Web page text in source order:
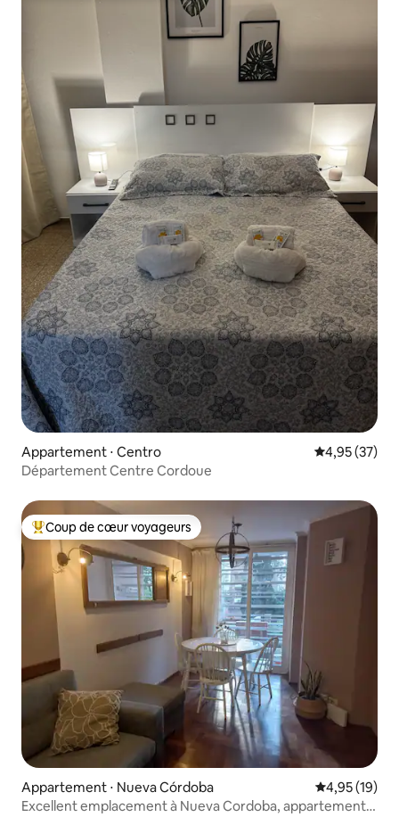
Appartement ⋅ Centro Évaluation
4,95 (37)
Département Centre Cordoue
Coups de cœur voyageurs les plus appréciés
Coup de cœur voyageurs
Appartement ⋅ Nueva Córdoba Évaluation
4,95 (19)
Excellent emplacement à Nueva Cordoba, appartement